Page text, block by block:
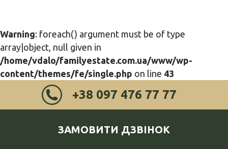
Warning: foreach() argument must be of type
array|object, null given in
/home/vdalo/familyestate.com.ua/www/wp-
content/themes/fe/single.php on line 43
+38 097 476 77 77
ЗАМОВИТИ ДЗВІНОК